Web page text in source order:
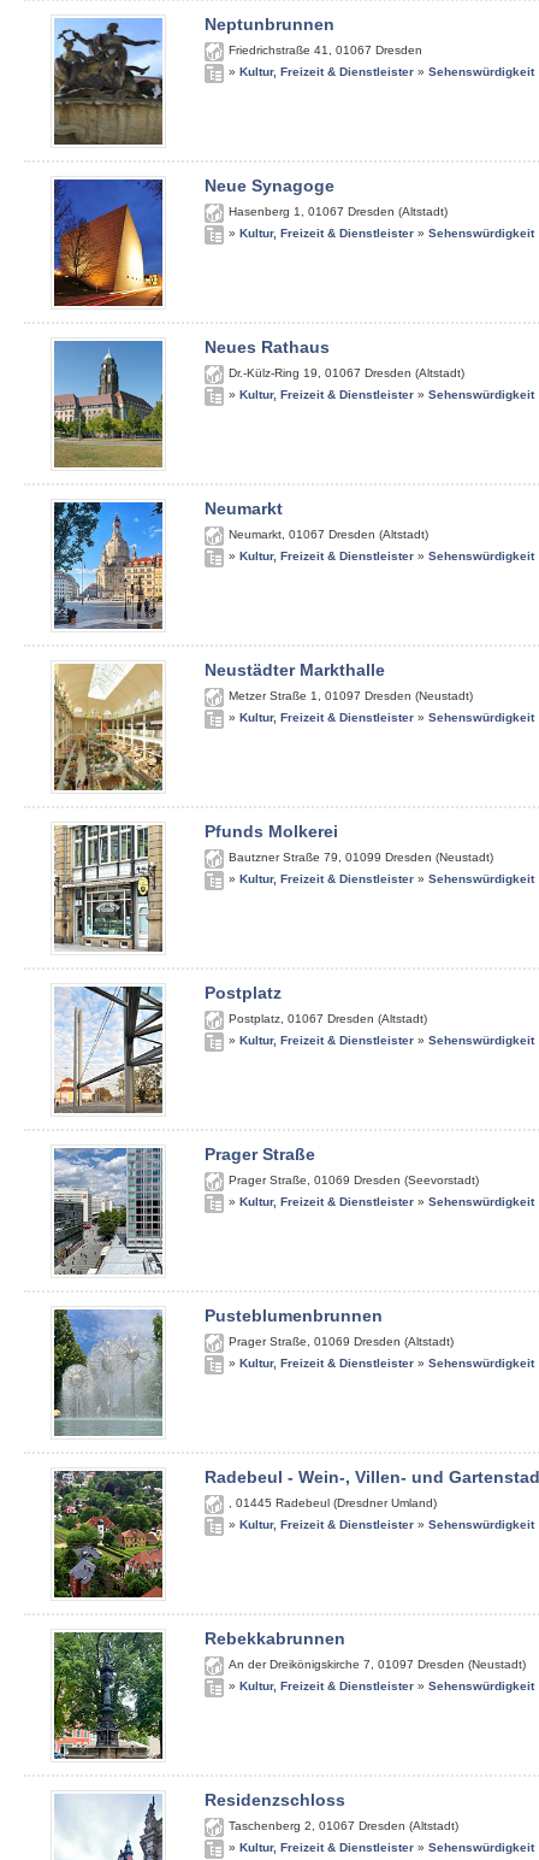
Neptunbrunnen
Friedrichstraße 41 01067 Dresden
» Kultur, Freizeit & Dienstleister » Sehenswürdigkeit
Neue Synagoge
Hasenberg 1 01067 Dresden (Altstadt)
» Kultur, Freizeit & Dienstleister » Sehenswürdigkeit
Neues Rathaus
Dr.-Külz-Ring 19 01067 Dresden (Altstadt)
» Kultur, Freizeit & Dienstleister » Sehenswürdigkeit
Neumarkt
Neumarkt 01067 Dresden (Altstadt)
» Kultur, Freizeit & Dienstleister » Sehenswürdigkeit
Neustädter Markthalle
Metzer Straße 1 01097 Dresden (Neustadt)
» Kultur, Freizeit & Dienstleister » Sehenswürdigkeit
Pfunds Molkerei
Bautzner Straße 79 01099 Dresden (Neustadt)
» Kultur, Freizeit & Dienstleister » Sehenswürdigkeit
Postplatz
Postplatz 01067 Dresden (Altstadt)
» Kultur, Freizeit & Dienstleister » Sehenswürdigkeit
Prager Straße
Prager Straße 01069 Dresden (Seevorstadt)
» Kultur, Freizeit & Dienstleister » Sehenswürdigkeit
Pusteblumenbrunnen
Prager Straße 01069 Dresden (Altstadt)
» Kultur, Freizeit & Dienstleister » Sehenswürdigkeit
Radebeul - Wein-, Villen- und
01445 Radebeul (Dresdner Umland)
» Kultur, Freizeit & Dienstleister » Sehenswürdigkeit
Rebekkabrunnen
An der Dreikönigskirche 7 01097 Dresden (Neustadt)
» Kultur, Freizeit & Dienstleister » Sehenswürdigkeit
Residenzschloss
Taschenberg 2 01067 Dresden (Altstadt)
» Kultur, Freizeit & Dienstleister » Sehenswürdigkeit